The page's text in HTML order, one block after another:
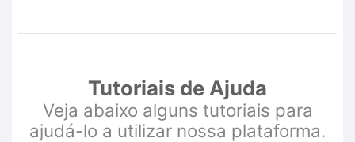
Tutoriais de Ajuda
Veja abaixo alguns tutoriais para
ajudá-lo a utilizar nossa plataforma.